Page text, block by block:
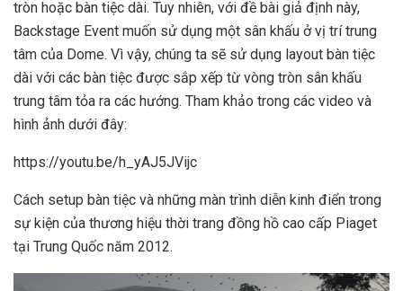
tròn hoặc bàn tiệc dài. Tuy nhiên, với đề bài giả định này,
Backstage Event muốn sử dụng một sân khấu ở vị trí trung
tâm của Dome. Vì vậy, chúng ta sẽ sử dụng layout bàn tiệc
dài với các bàn tiệc được sắp xếp từ vòng tròn sân khấu
trung tâm tỏa ra các hướng. Tham khảo trong các video và
hình ảnh dưới đây:
https://youtu.be/h_yAJ5JVijc
Cách setup bàn tiệc và những màn trình diễn kinh điển trong
sự kiện của thương hiệu thời trang đồng hồ cao cấp Piaget
tại Trung Quốc năm 2012.